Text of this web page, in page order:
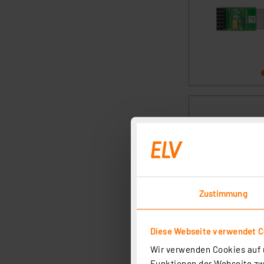
Zustimmung
Diese Webseite verwendet
Wir verwenden Cookies